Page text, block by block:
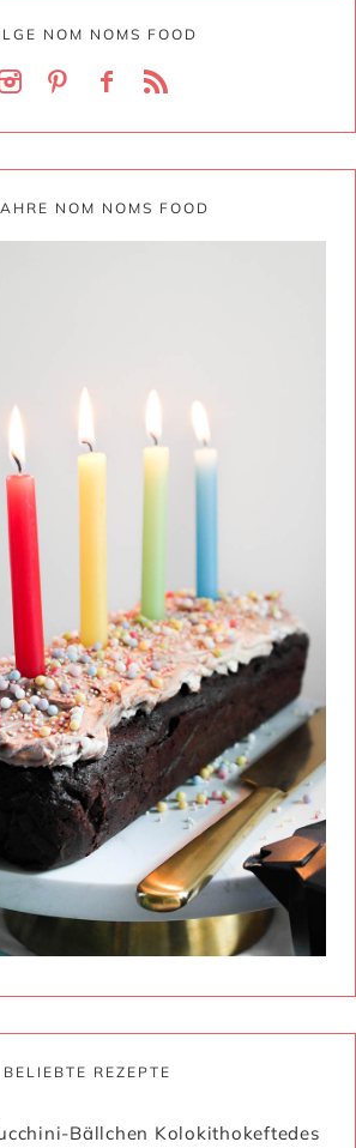
NOM NOMS FOOD
NOM NOMS FOOD
BELIEBTE REZEPTE